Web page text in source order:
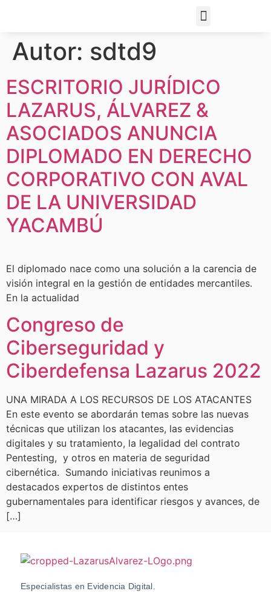
Autor: sdtd9
ESCRITORIO JURÍDICO
LAZARUS, ÁLVAREZ &
ASOCIADOS ANUNCIA
DIPLOMADO EN DERECHO
CORPORATIVO CON AVAL
DE LA UNIVERSIDAD
YACAMBÚ
El diplomado nace como una solución a la carencia de
visión integral en la gestión de entidades mercantiles.
En la actualidad
Congreso de
Ciberseguridad y
Ciberdefensa Lazarus 2022
UNA MIRADA A LOS RECURSOS DE LOS ATACANTES
En este evento se abordarán temas sobre las nuevas
técnicas que utilizan los atacantes, las evidencias
digitales y su tratamiento, la legalidad del contrato
Pentesting, y otros en materia de seguridad
cibernética. Sumando iniciativas reunimos a
destacados expertos de distintos entes
gubernamentales para identificar riesgos y avances, de
[…]
Especialistas en Evidencia Digital.